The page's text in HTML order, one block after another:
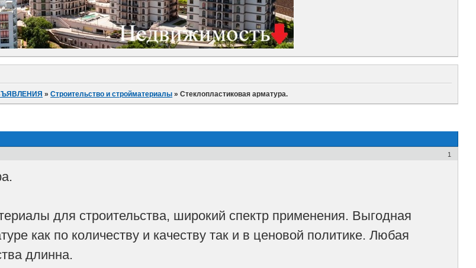
»Строительство и стройматериалы »Стеклопластиковая арматура.
1
для строительства, широкий спектр применения. Выгодная
как по количеству и качеству так и в ценовой политике. Любая
длинна.